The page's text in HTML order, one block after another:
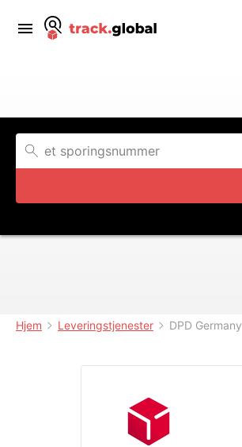
Hjem Leveringstjenester DPD Germany